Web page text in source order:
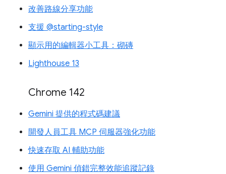
改善路線分享功能
支援 @starting-style
顯示用的編輯器小工具：砌磚
Lighthouse 13
Chrome 142
Gemini 提供的程式碼建議
開發人員工具 MCP 伺服器強化功能
快速存取 AI 輔助功能
使用 Gemini 偵錯完整效能追蹤記錄